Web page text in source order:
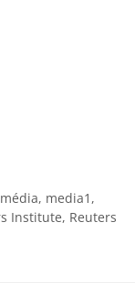
média, media1 ,
Institute, Reuters